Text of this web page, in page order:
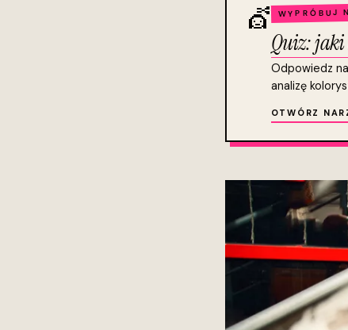
💇 WYPRÓBUJ
Quiz: jaki
Odpowiedz
analizę
OTWÓRZ